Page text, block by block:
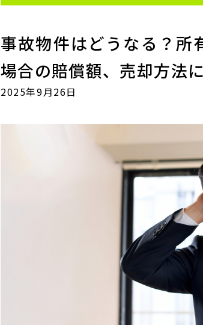
事故物件はどうなる？所
場合の賠償額、売却方法
2025年9月26日